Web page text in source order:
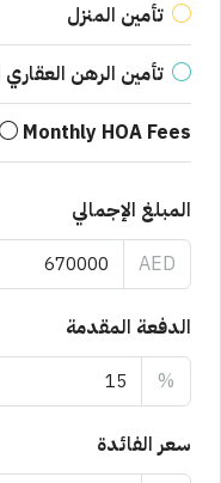
تأمين المنزل
تأمين الرهن
Monthly HOA Fees
المبلغ الإجمالي
AED
الدفعة المقدمة
%
سعر الفائدة